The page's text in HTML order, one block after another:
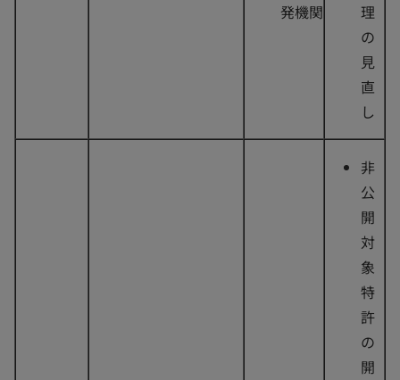
発機関
理
の
見
直
し
非
公
開
対
象
特
許
の
開